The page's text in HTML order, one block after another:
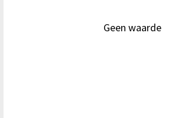
Geen waarde